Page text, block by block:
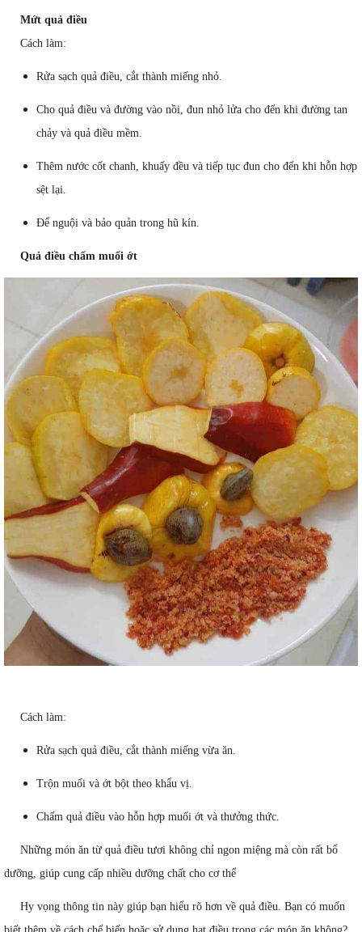
Mứt quả điều
Cách làm:
Rửa sạch quả điều, cắt thành miếng nhỏ.
Cho quả điều và đường vào nồi, đun nhỏ lửa cho đến khi đường tan
chảy và quả điều mềm.
Thêm nước cốt chanh, khuấy đều và tiếp tục đun cho đến khi hỗn hợp
sệt lại.
Để nguội và bảo quản trong hũ kín.
Quả điều chấm muối ớt
Cách làm:
Rửa sạch quả điều, cắt thành miếng vừa ăn.
Trộn muối và ớt bột theo khẩu vị.
Chấm quả điều vào hỗn hợp muối ớt và thưởng thức.
Những món ăn từ quả điều tươi không chỉ ngon miệng mà còn rất bổ
dưỡng, giúp cung cấp nhiều dưỡng chất cho cơ thể
Hy vọng thông tin này giúp bạn hiểu rõ hơn về quả điều. Bạn có muốn
biết thêm về cách chế biến hoặc sử dụng hạt điều trong các món ăn không?